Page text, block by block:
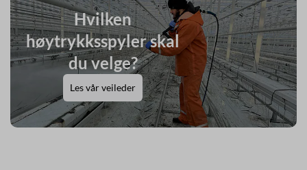
Hvilken
høytrykksspyler skal
du velge?
Les vår veileder